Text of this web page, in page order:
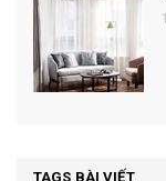
TAGS BÀI VIẾT